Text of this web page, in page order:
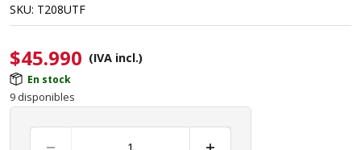
SKU: T208UTF
$45.990 (IVA incl.)
En stock
9 disponibles